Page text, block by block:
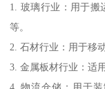
1. 玻璃行业：用于搬
等。
2. 石材行业：用于移
3. 金属板材行业：适